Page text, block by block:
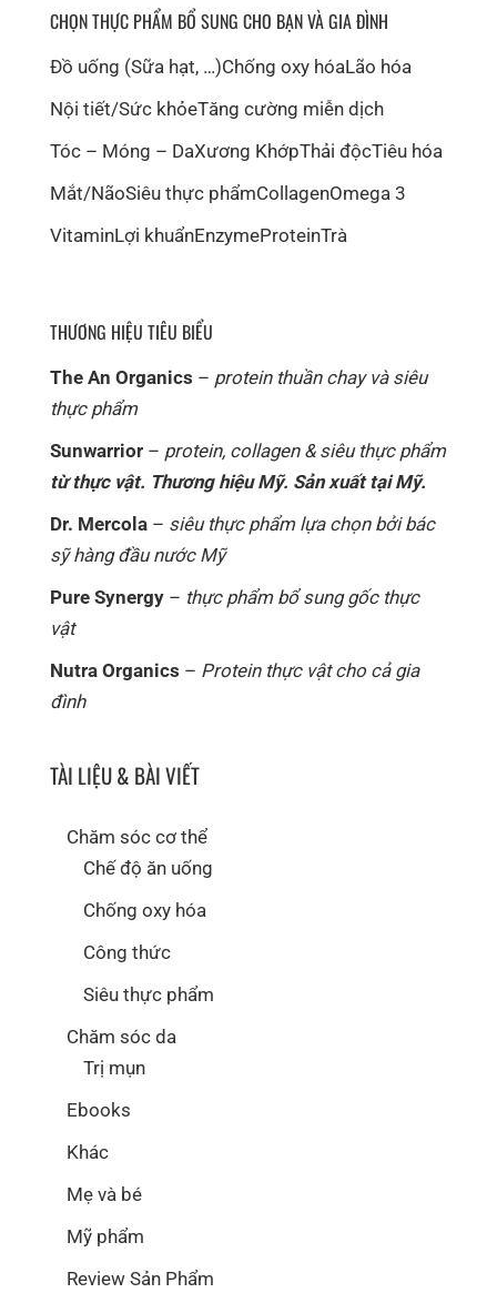
CHỌN THỰC PHẨM BỔ SUNG CHO BẠN VÀ GIA ĐÌNH
Đồ uống (Sữa hạt, …)Chống oxy hóaLão hóa
Nội tiết/Sức khỏeTăng cường miễn dịch
Tóc – Móng – DaXương KhớpThải độcTiêu hóa
Mắt/NãoSiêu thực phẩmCollagenOmega 3
VitaminLợi khuẩnEnzymeProteinTrà
THƯƠNG HIỆU TIÊU BIỂU
The An Organics – protein thuần chay và siêu
thực phẩm
Sunwarrior – protein, collagen & siêu thực phẩm
từ thực vật. Thương hiệu Mỹ. Sản xuất tại Mỹ.
Dr. Mercola – siêu thực phẩm lựa chọn bởi bác
sỹ hàng đầu nước Mỹ
Pure Synergy – thực phẩm bổ sung gốc thực
vật
Nutra Organics – Protein thực vật cho cả gia
đình
TÀI LIỆU & BÀI VIẾT
Chăm sóc cơ thể
Chế độ ăn uống
Chống oxy hóa
Công thức
Siêu thực phẩm
Chăm sóc da
Trị mụn
Ebooks
Khác
Mẹ và bé
Mỹ phẩm
Review Sản Phẩm